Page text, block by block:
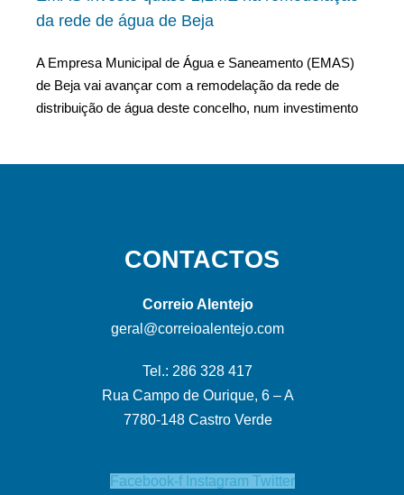
da rede de água de Beja
A Empresa Municipal de Água e Saneamento (EMAS)
de Beja vai avançar com a remodelação da rede de
distribuição de água deste concelho, num investimento
CONTACTOS
Correio Alentejo
geral@correioalentejo.com
Tel.: 286 328 417
Rua Campo de Ourique, 6 – A
7780-148 Castro Verde
Facebook-f Instagram Twitter